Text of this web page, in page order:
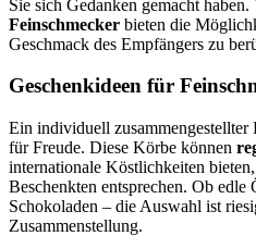
Sie sich Gedanken gemacht haben.
Feinschmecker bieten die
Geschmack des Empfängers zu
Geschenkideen für
Ein individuell zusammengestellter
für Freude. Diese Körbe können
internationale Köstlichkeiten
Beschenkten entsprechen. Ob
Schokoladen – die Auswahl ist
Zusammenstellung.